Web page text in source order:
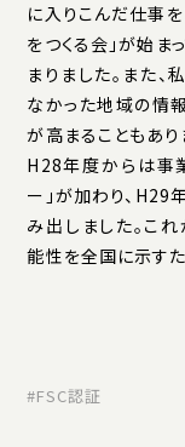
に入りこんだ仕事
をつくる会」が始
まりました。また
なかった地域の情
が高まることもあり
H28年度からは事
ー」が加わり、
み出しました。こ
能性を全国に示すた
FSC認証